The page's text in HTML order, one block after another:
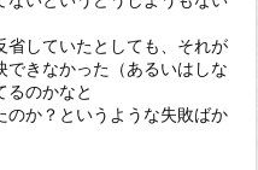
省していたとしても、それが
きなかった（あるいはしな
るのかなと
のか？というような失敗ばか